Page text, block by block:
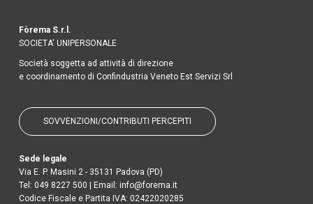
Fòrema S.r.l.
SOCIETA' UNIPERSONALE
Società soggetta ad attività di direzione
e coordinamento di Confindustria Veneto Est Servizi Srl
SOVVENZIONI/CONTRIBUTI PERCEPITI
Sede legale
Via E. P. Masini 2 - 35131 Padova (PD)
Tel: 049 8227 500 | Email: info@forema.it
Codice Fiscale e Partita IVA: 02422020285